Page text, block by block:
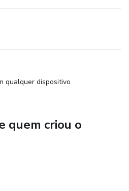
qualquer dispositivo
quem criou o